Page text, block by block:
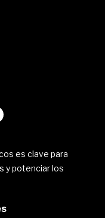
es clave para
y potenciar los